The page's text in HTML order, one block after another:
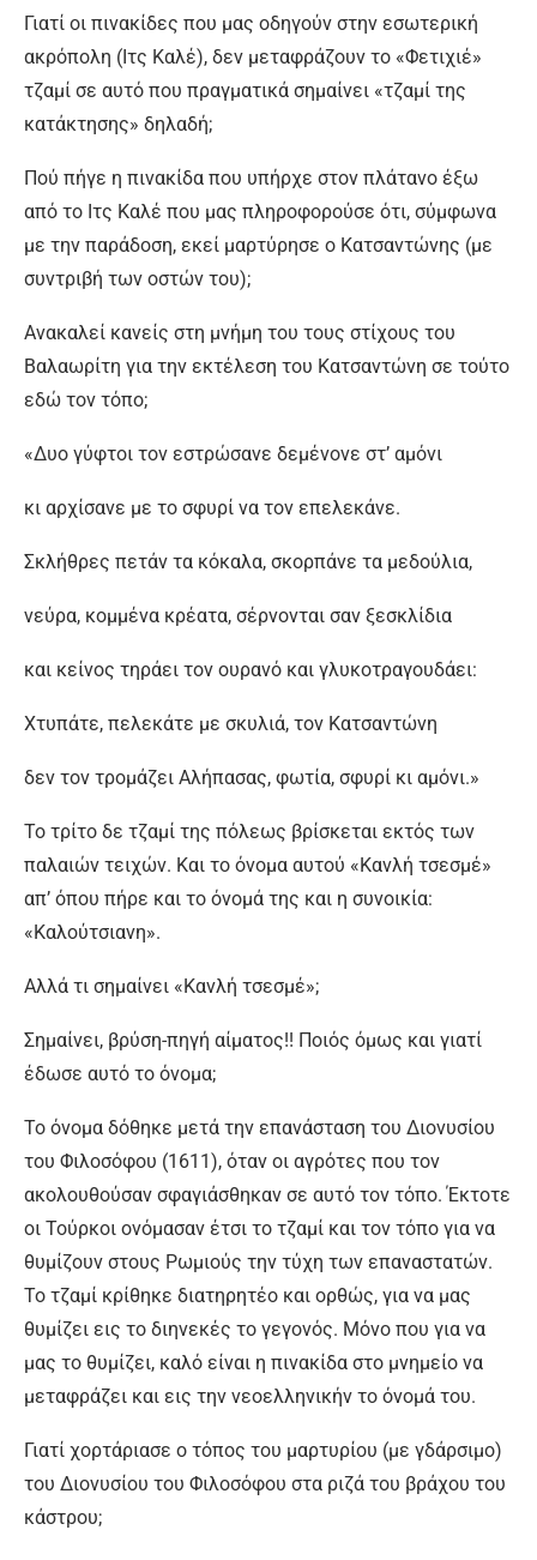
Γιατί οι πινακίδες που μας οδηγούν στην εσωτερική
ακρόπολη (Ιτς Καλέ), δεν μεταφράζουν το «Φετιχιέ»
τζαμί σε αυτό που πραγματικά σημαίνει «τζαμί της
κατάκτησης» δηλαδή;
Πού πήγε η πινακίδα που υπήρχε στον πλάτανο έξω
από το Ιτς Καλέ που μας πληροφορούσε ότι, σύμφωνα
με την παράδοση, εκεί μαρτύρησε ο Κατσαντώνης (με
συντριβή των οστών του);
Ανακαλεί κανείς στη μνήμη του τους στίχους του
Βαλαωρίτη για την εκτέλεση του Κατσαντώνη σε τούτο
εδώ τον τόπο;
«Δυο γύφτοι τον εστρώσανε δεμένονε στ’ αμόνι
κι αρχίσανε με το σφυρί να τον επελεκάνε.
Σκλήθρες πετάν τα κόκαλα, σκορπάνε τα μεδούλια,
νεύρα, κομμένα κρέατα, σέρνονται σαν ξεσκλίδια
και κείνος τηράει τον ουρανό και γλυκοτραγουδάει:
Χτυπάτε, πελεκάτε με σκυλιά, τον Κατσαντώνη
δεν τον τρομάζει Αλήπασας, φωτία, σφυρί κι αμόνι.»
Το τρίτο δε τζαμί της πόλεως βρίσκεται εκτός των
παλαιών τειχών. Και το όνομα αυτού «Κανλή τσεσμέ»
απ’ όπου πήρε και το όνομά της και η συνοικία:
«Καλούτσιανη».
Αλλά τι σημαίνει «Κανλή τσεσμέ»;
Σημαίνει, βρύση-πηγή αίματος!! Ποιός όμως και γιατί
έδωσε αυτό το όνομα;
Το όνομα δόθηκε μετά την επανάσταση του Διονυσίου
του Φιλοσόφου (1611), όταν οι αγρότες που τον
ακολουθούσαν σφαγιάσθηκαν σε αυτό τον τόπο. Έκτοτε
οι Τούρκοι ονόμασαν έτσι το τζαμί και τον τόπο για να
θυμίζουν στους Ρωμιούς την τύχη των επαναστατών.
Το τζαμί κρίθηκε διατηρητέο και ορθώς, για να μας
θυμίζει εις το διηνεκές το γεγονός. Μόνο που για να
μας το θυμίζει, καλό είναι η πινακίδα στο μνημείο να
μεταφράζει και εις την νεοελληνικήν το όνομά του.
Γιατί χορτάριασε ο τόπος του μαρτυρίου (με γδάρσιμο)
του Διονυσίου του Φιλοσόφου στα ριζά του βράχου του
κάστρου;